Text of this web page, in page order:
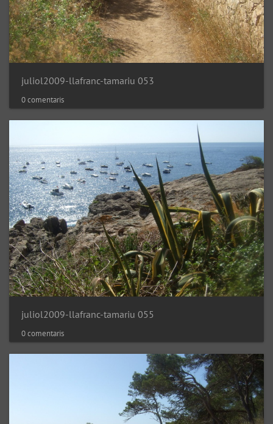
juliol2009-llafranc-tamariu 053
0 comentaris
juliol2009-llafranc-tamariu 055
0 comentaris